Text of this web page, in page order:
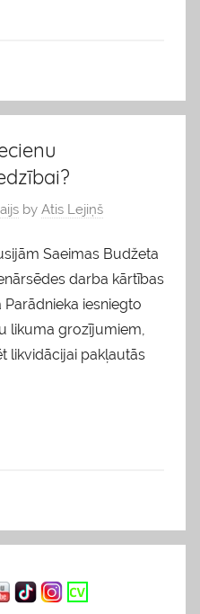
by Atis Lejiņš
Saeimas Budžeta
darba kārtības
iesniegto
likuma grozījumiem,
likvidācijai pakļautās